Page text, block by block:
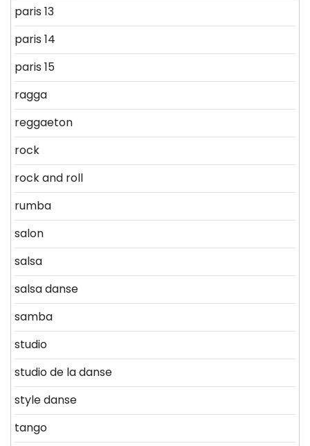
paris 13
paris 14
paris 15
ragga
reggaeton
rock
rock and roll
rumba
salon
salsa
salsa danse
samba
studio
studio de la danse
style danse
tango